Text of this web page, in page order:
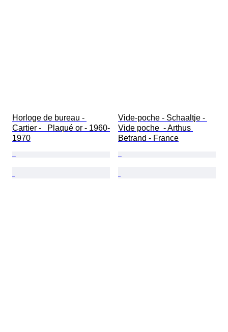
Horloge de bureau -
Cartier -   Plaqué or - 1960-
1970
Vide-poche - Schaaltje -
Vide poche  - Arthus
Betrand - France